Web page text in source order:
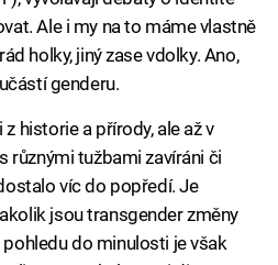
Ale i my na to máme vlastně
holky, jiný zase vdolky. Ano,
genderu.
historie a přírody, ale až v
různými tužbami zavíráni či
víc do popředí. Je
jsou transgender změny
do minulosti je však